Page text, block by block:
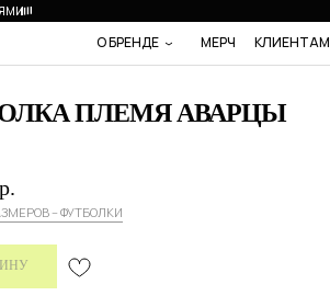
О БРЕНДЕ КЛИЕНТАМ
МЕРЧ
ПЛЕМЯ АВАРЦЫ
р.
– ФУТБОЛКИ